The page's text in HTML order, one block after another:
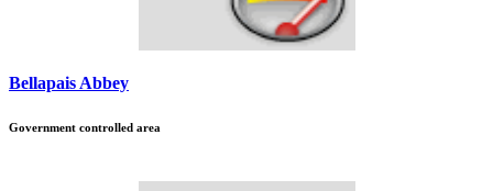
Bellapais Abbey
Government controlled area